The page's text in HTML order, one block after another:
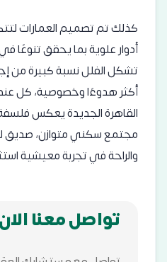
كذلك تم تصميم العمارات
أدوار علوية بما يحقق تنوعًا
تشكل الفلل نسبة كبيرة من
أكثر هدوءًا وخصوصية، كل
القاهرة الجديدة يعكس
مجتمع سكني متوازن، صديق
والراحة في تجربة معيشية
تواصل معنا الان